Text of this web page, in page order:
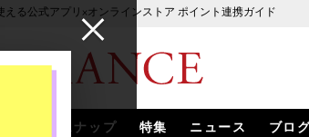
る公式アプリ×オンラインストア ポイント連携ガイド
スナップ 特集 ニュース ブログ